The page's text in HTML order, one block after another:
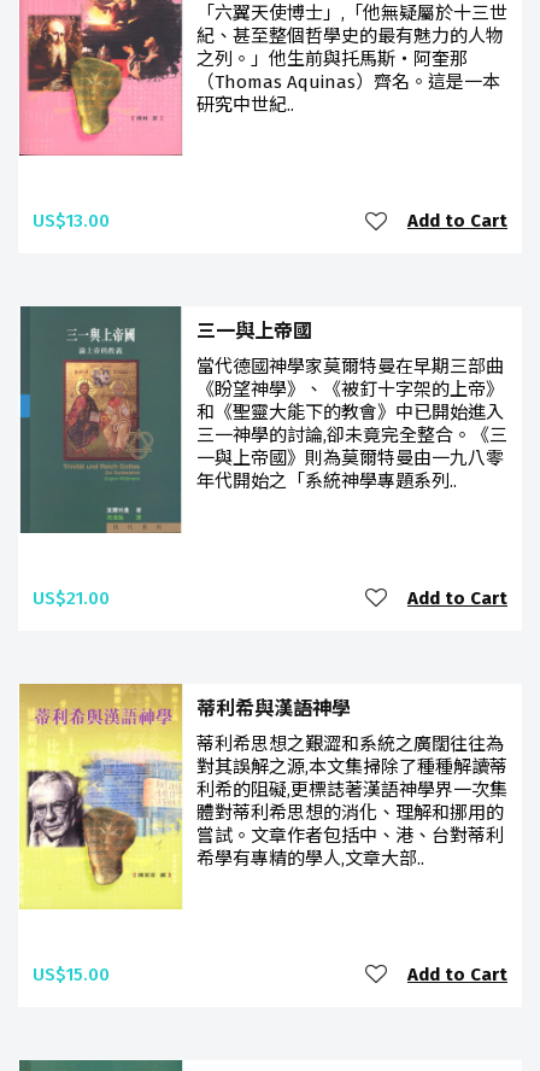
「六翼天使博士」,「他無疑屬於十三世
紀、甚至整個哲學史的最有魅力的人物
之列。」他生前與托馬斯‧阿奎那
（Thomas Aquinas）齊名。這是一本
研究中世紀..
US$13.00 Add to Cart
三一與上帝國
當代德國神學家莫爾特曼在早期三部曲
《盼望神學》、《被釘十字架的上帝》
和《聖靈大能下的教會》中已開始進入
三一神學的討論,卻未竟完全整合。《三
一與上帝國》則為莫爾特曼由一九八零
年代開始之「系統神學專題系列..
US$21.00 Add to Cart
蒂利希與漢語神學
蒂利希思想之艱澀和系統之廣闊往往為
對其誤解之源,本文集掃除了種種解讀蒂
利希的阻礙,更標誌著漢語神學界一次集
體對蒂利希思想的消化、理解和挪用的
嘗試。文章作者包括中、港、台對蒂利
希學有專精的學人,文章大部..
US$15.00 Add to Cart